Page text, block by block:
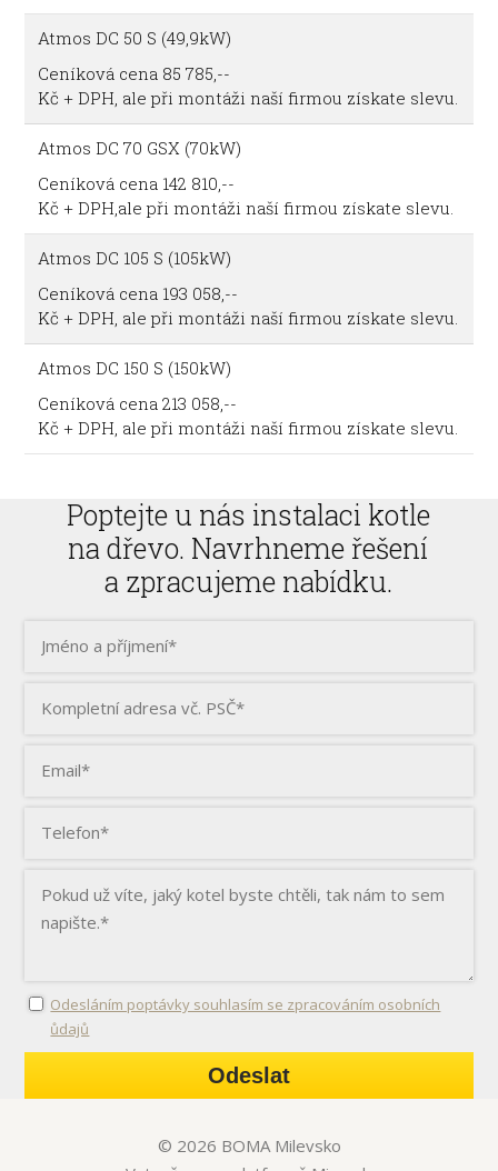
Atmos DC 50 S (49,9kW)
Ceníková cena 85 785,--
Kč + DPH, ale při montáži naší firmou získate slevu.
Atmos DC 70 GSX (70kW)
Ceníková cena 142 810,--
Kč + DPH,ale při montáži naší firmou získate slevu.
Atmos DC 105 S (105kW)
Ceníková cena 193 058,--
Kč + DPH, ale při montáži naší firmou získate slevu.
Atmos DC 150 S (150kW)
Ceníková cena 213 058,--
Kč + DPH, ale při montáži naší firmou získate slevu.
Poptejte u nás instalaci kotle
na dřevo. Navrhneme řešení
a zpracujeme nabídku.
Odesláním poptávky souhlasím se zpracováním osobních
ůdajů
Odeslat
© 2026 BOMA Milevsko